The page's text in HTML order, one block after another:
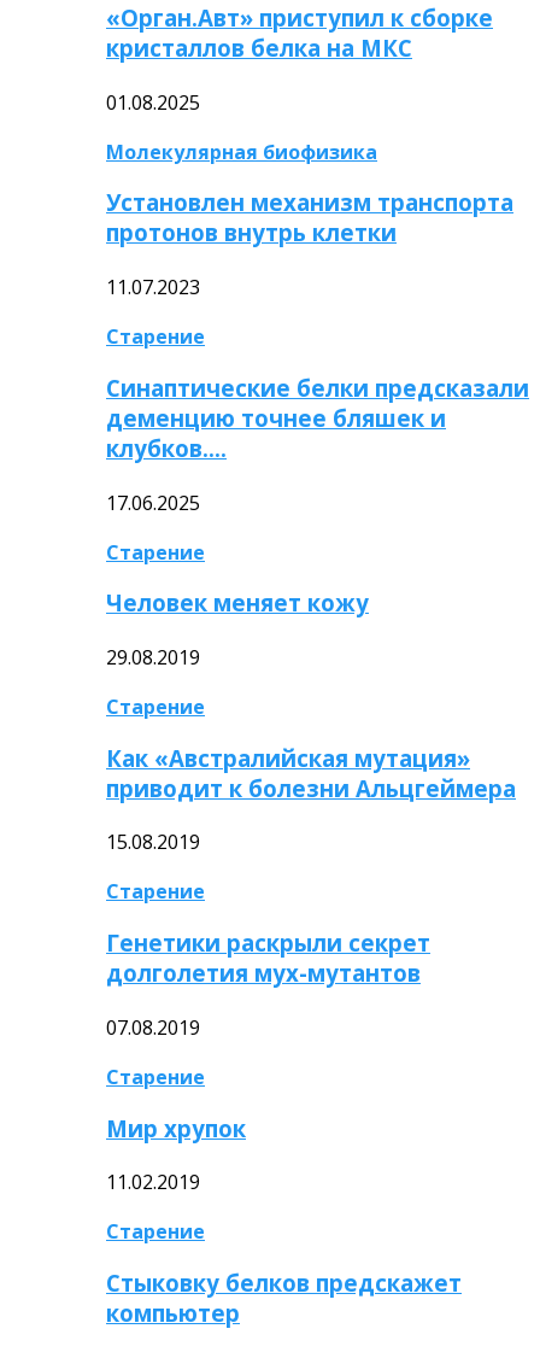
«Орган.Авт» приступил к сборке
кристаллов белка на МКС
01.08.2025
Молекулярная биофизика
Установлен механизм транспорта
протонов внутрь клетки
11.07.2023
Старение
Синаптические белки предсказали
деменцию точнее бляшек и
клубков….
17.06.2025
Старение
Человек меняет кожу
29.08.2019
Старение
Как «Австралийская мутация»
приводит к болезни Альцгеймера
15.08.2019
Старение
Генетики раскрыли секрет
долголетия мух-мутантов
07.08.2019
Старение
Мир хрупок
11.02.2019
Старение
Стыковку белков предскажет
компьютер